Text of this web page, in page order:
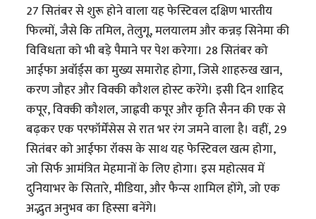
27 सितंबर से शुरू होने वाला यह फेस्टिवल दक्षिण भारतीय
फिल्मों, जैसे कि तमिल, तेलुगू, मलयालम और कन्नड़ सिनेमा की
विविधता को भी बड़े पैमाने पर पेश करेगा। 28 सितंबर को
आईफा अवॉर्ड्स का मुख्य समारोह होगा, जिसे शाहरुख खान,
करण जौहर और विक्की कौशल होस्ट करेंगे। इसी दिन शाहिद
कपूर, विक्की कौशल, जाह्नवी कपूर और कृति सैनन की एक से
बढ़कर एक परफॉर्मेंसेस से रात भर रंग जमने वाला है। वहीं, 29
सितंबर को आईफा रॉक्स के साथ यह फेस्टिवल खत्म होगा,
जो सिर्फ आमंत्रित मेहमानों के लिए होगा। इस महोत्सव में
दुनियाभर के सितारे, मीडिया, और फैन्स शामिल होंगे, जो एक
अद्भुत अनुभव का हिस्सा बनेंगे।